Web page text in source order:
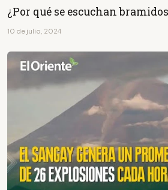
¿Por qué se escuchan
10 de julio, 2024